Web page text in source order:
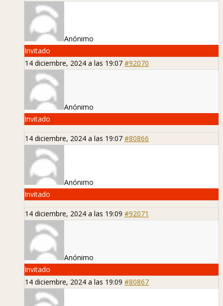
Anónimo
Invitado
14 diciembre, 2024 a las 19:07 #92070
Anónimo
Invitado
14 diciembre, 2024 a las 19:07 #80866
Anónimo
Invitado
14 diciembre, 2024 a las 19:09 #92071
Anónimo
Invitado
14 diciembre, 2024 a las 19:09 #80867